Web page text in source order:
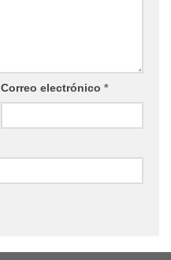
Correo electrónico *